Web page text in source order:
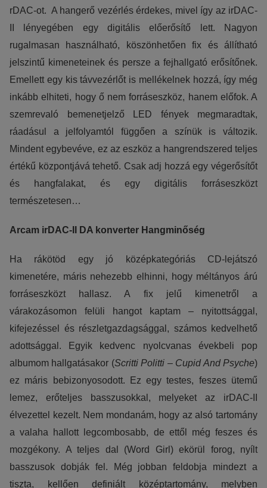
rDAC-ot. A hangerő vezérlés érdekes, mivel így az irDAC-
II lényegében egy digitális előerősítő lett. Nagyon
rugalmasan használható, köszönhetően fix és állítható
jelszintű kimeneteinek és persze a fejhallgató erősítőnek.
Emellett egy kis távvezérlőt is mellékelnek hozzá, így még
inkább elhiteti, hogy ő nem forráseszköz, hanem előfok. A
szemrevaló bemenetjelző LED fények megmaradtak,
ráadásul a jelfolyamtól függően a színük is változik.
Mindent egybevéve, ez az eszköz a hangrendszered teljes
értékű központjává tehető. Csak adj hozzá egy végerősítőt
és hangfalakat, és egy digitális forráseszközt
természetesen…
Arcam irDAC-II DA konverter Hangminőség
Ha rákötöd egy jó középkategóriás CD-lejátszó
kimenetére, máris nehezebb elhinni, hogy méltányos árú
forráseszközt hallasz. A fix jelű kimenetről a
várakozásomon felüli hangot kaptam – nyitottsággal,
kifejezéssel és részletgazdagsággal, számos kedvelhető
adottsággal. Egyik kedvenc nyolcvanas évekbeli pop
albumom hallgatásakor (Scritti Politti – Cupid And Psyche)
ez máris bebizonyosodott. Ez egy testes, feszes ütemű
lemez, erőteljes basszusokkal, melyeket az irDAC-II
élvezettel kezelt. Nem mondanám, hogy az alsó tartomány
a valaha hallott legcombosabb, de ettől még feszes és
mozgékony. A teljes dal (Word Girl) ekörül forog, nyílt
basszusok dobják fel. Még jobban feldobja mindezt a
tiszta, kellően definiált középtartomány, melyben